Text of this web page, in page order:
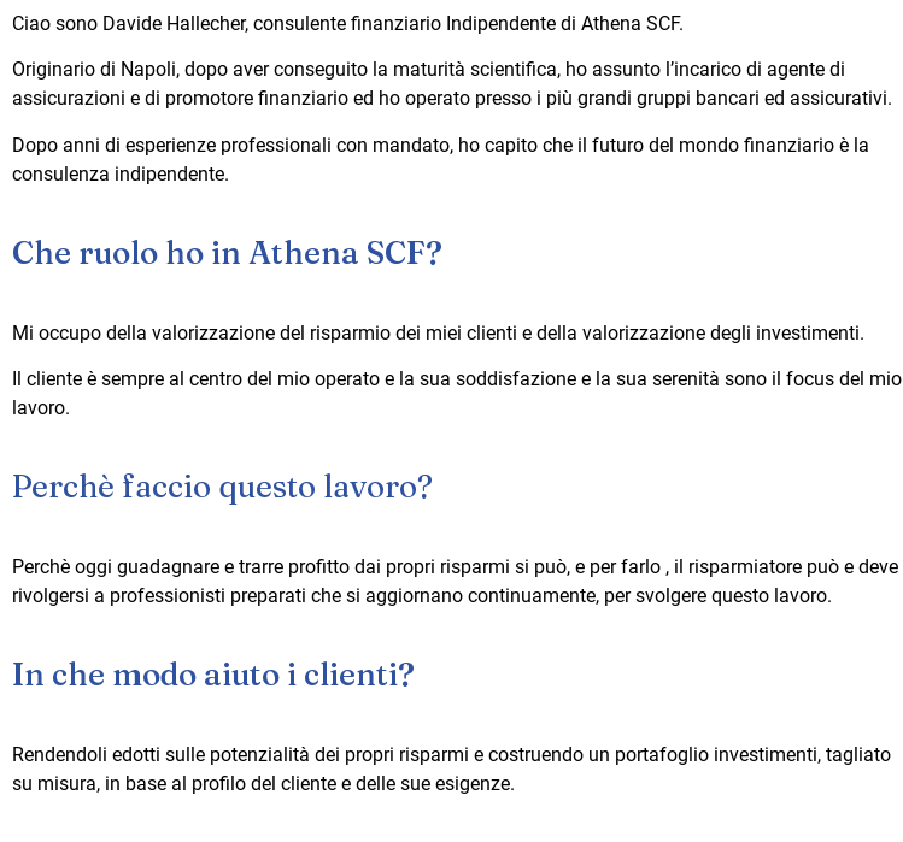
Ciao sono Davide Hallecher, consulente finanziario Indipendente di Athena SCF.
Originario di Napoli, dopo aver conseguito la maturità scientifica, ho assunto l’incarico di agente di
assicurazioni e di promotore finanziario ed ho operato presso i più grandi gruppi bancari ed assicurativi.
Dopo anni di esperienze professionali con mandato, ho capito che il futuro del mondo finanziario è la
consulenza indipendente.
Che ruolo ho in Athena SCF?
Mi occupo della valorizzazione del risparmio dei miei clienti e della valorizzazione degli investimenti.
Il cliente è sempre al centro del mio operato e la sua soddisfazione e la sua serenità sono il focus del mio
lavoro.
Perchè faccio questo lavoro?
Perchè oggi guadagnare e trarre profitto dai propri risparmi si può, e per farlo , il risparmiatore può e deve
rivolgersi a professionisti preparati che si aggiornano continuamente, per svolgere questo lavoro.
In che modo aiuto i clienti?
Rendendoli edotti sulle potenzialità dei propri risparmi e costruendo un portafoglio investimenti, tagliato
su misura, in base al profilo del cliente e delle sue esigenze.